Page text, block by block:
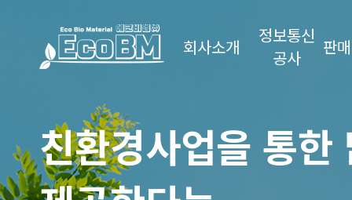
회사소개
정보통신
공사
판
친환경사업을 통한